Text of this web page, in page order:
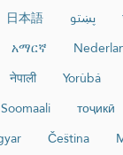
日本語 پښتو
አማርኛ
नेपाली Yorùbá
Soomaali тоҷикӣ
Čeština